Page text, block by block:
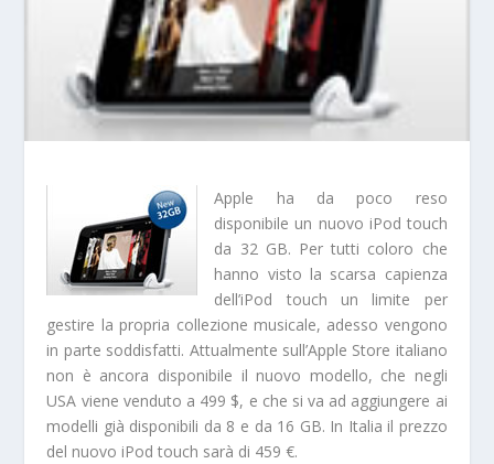
Apple ha da poco reso
disponibile un nuovo iPod touch
da 32 GB. Per tutti coloro che
hanno visto la scarsa capienza
dell’iPod touch un limite per
gestire la propria collezione musicale, adesso vengono
in parte soddisfatti. Attualmente sull’Apple Store italiano
non è ancora disponibile il nuovo modello, che negli
USA viene venduto a 499 $, e che si va ad aggiungere ai
modelli già disponibili da 8 e da 16 GB. In Italia il prezzo
del nuovo iPod touch sarà di 459 €.